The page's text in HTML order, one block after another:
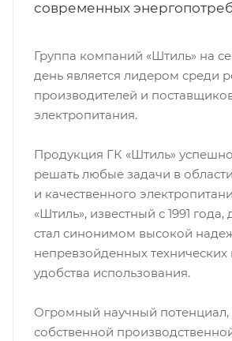
современных
Группа компаний «Штиль» на
день является лидером среди
производителей и
электропитания.
Продукция ГК «Штиль»
решать любые задачи в
и качественного
«Штиль», известный с 1991 года,
стал синонимом высокой
непревзойденных технических
удобства использования.
Огромный научный потенциал,
собственной